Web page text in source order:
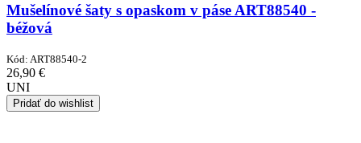
Mušelínové šaty s opaskom v páse ART88540 -
béžová
Kód: ART88540-2
26,90 €
UNI
Pridať do wishlist